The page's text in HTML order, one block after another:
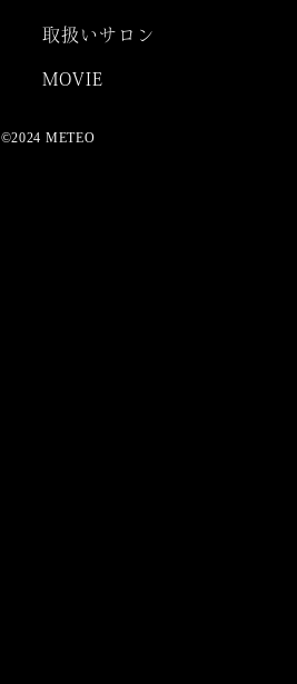
取扱いサロン
MOVIE
©2024 METEO